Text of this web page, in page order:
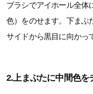
ブラシでアイホール全体
色）をのせます。下まぶ
サイドから黒目に向かっ
2.上まぶたに中間色を